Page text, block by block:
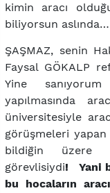
kimin aracı
biliyorsun aslında…
ŞAŞMAZ, senin
Faysal GÖKALP
Yine
yapılmasında
üniversitesiyle
görüşmeleri yapan
bildiğin üzere
görevlisiydi! Yani
bu hocaların